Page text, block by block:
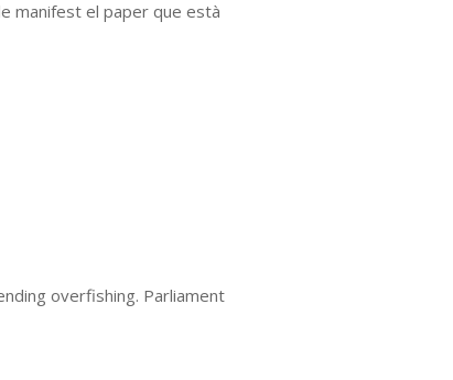
manifest el paper que està
overfishing. Parliament